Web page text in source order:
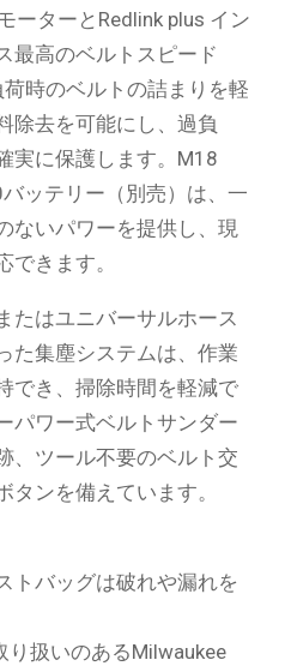
ーターとRedlink plus イン
最高のベルトスピード
時のベルトの詰まりを軽
除去を可能にし、過負
実に保護します。M18
ッテリー（別売）は、一
ないパワーを提供し、現
できます。
たはユニバーサルホース
た集塵システムは、作業
でき、掃除時間を軽減で
パワー式ベルトサンダー
、ツール不要のベルト交
ンを備えています。
トバッグは破れや漏れを
扱いのあるMilwaukee